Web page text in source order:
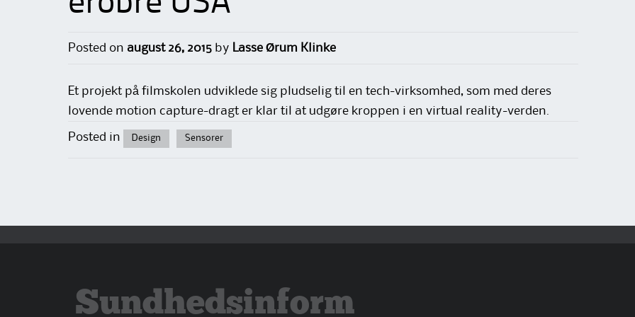
Posted on august 26, 2015 by Lasse Ørum Klinke
Et projekt på filmskolen udviklede sig pludselig til en tech-virksomhed, som med deres
lovende motion capture-dragt er klar til at udgøre kroppen i en virtual reality-verden.
Posted in Design Sensorer
Sundhedsinform